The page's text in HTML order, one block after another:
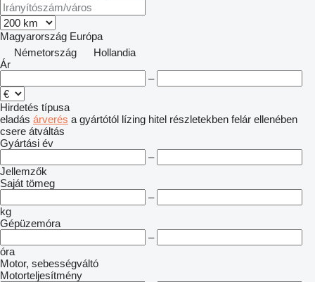
Magyarország Európa
Németország
Hollandia
Ár
–
Hirdetés típusa
eladás árverés a gyártótól lízing hitel részletekben felár ellenében
csere átváltás
Gyártási év
–
Jellemzők
Saját tömeg
–
kg
Gépüzemóra
–
óra
Motor, sebességváltó
Motorteljesítmény